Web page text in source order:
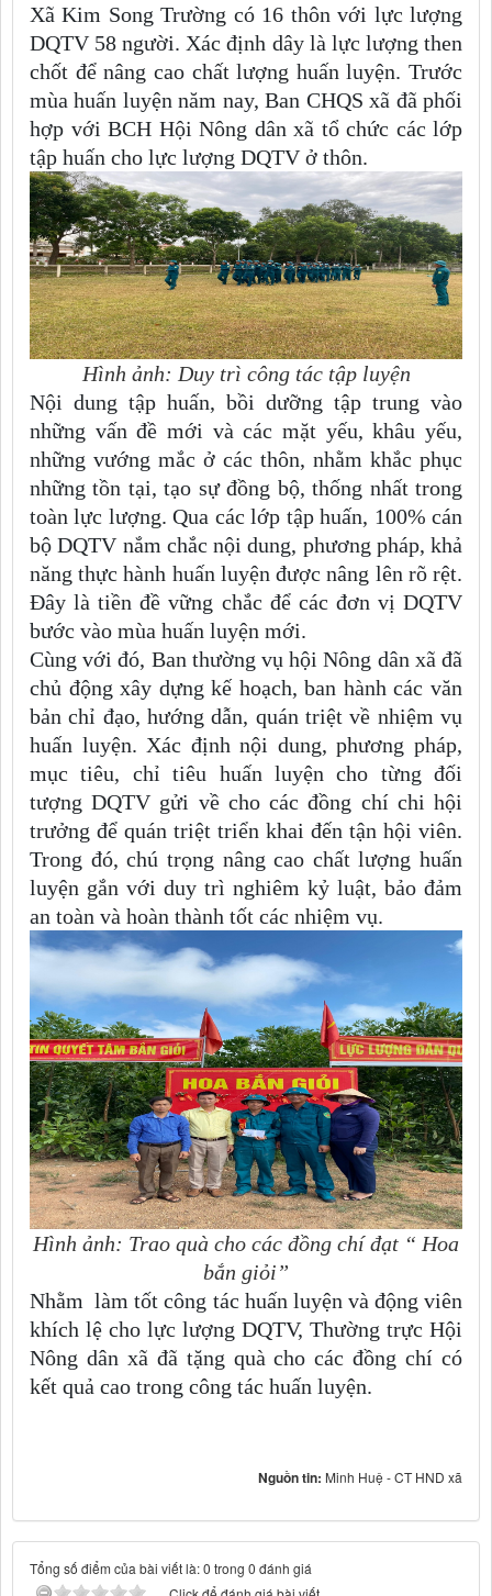
Xã Kim Song Trường có 16 thôn với lực lượng
DQTV 58 người. Xác định dây là lực lượng then
chốt để nâng cao chất lượng huấn luyện. Trước
mùa huấn luyện năm nay, Ban CHQS xã đã phối
hợp với BCH Hội Nông dân xã tổ chức các lớp
tập huấn cho lực lượng DQTV ở thôn.
Hình ảnh: Duy trì công tác tập luyện
Nội dung tập huấn, bồi dưỡng tập trung vào
những vấn đề mới và các mặt yếu, khâu yếu,
những vướng mắc ở các thôn, nhằm khắc phục
những tồn tại, tạo sự đồng bộ, thống nhất trong
toàn lực lượng. Qua các lớp tập huấn, 100% cán
bộ DQTV nắm chắc nội dung, phương pháp, khả
năng thực hành huấn luyện được nâng lên rõ rệt.
Đây là tiền đề vững chắc để các đơn vị DQTV
bước vào mùa huấn luyện mới.
Cùng với đó, Ban thường vụ hội Nông dân xã đã
chủ động xây dựng kế hoạch, ban hành các văn
bản chỉ đạo, hướng dẫn, quán triệt về nhiệm vụ
huấn luyện. Xác định nội dung, phương pháp,
mục tiêu, chỉ tiêu huấn luyện cho từng đối
tượng DQTV gửi về cho các đồng chí chi hội
trưởng để quán triệt triển khai đến tận hội viên.
Trong đó, chú trọng nâng cao chất lượng huấn
luyện gắn với duy trì nghiêm kỷ luật, bảo đảm
an toàn và hoàn thành tốt các nhiệm vụ.
Hình ảnh: Trao quà cho các đồng chí đạt “ Hoa
bắn giỏi”
Nhằm làm tốt công tác huấn luyện và động viên
khích lệ cho lực lượng DQTV, Thường trực Hội
Nông dân xã đã tặng quà cho các đồng chí có
kết quả cao trong công tác huấn luyện.
Nguồn tin: Minh Huệ - CT HND xã
Tổng số điểm của bài viết là: 0 trong 0 đánh giá